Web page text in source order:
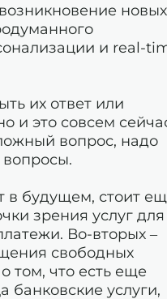
новых
и real-
их ответ или
и это совсем
вопрос, надо
в будущем, стоит
зрения услуг для
Во-вторых –
свободных
том, что есть еще
банковские услуги,